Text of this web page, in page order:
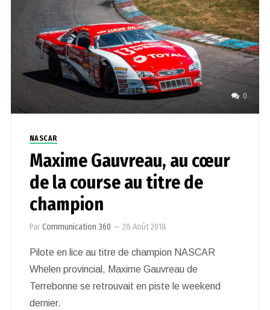
0
NASCAR
Maxime Gauvreau, au cœur
de la course au titre de
champion
ParCommunication 360 — 28 Août 2018
Pilote en lice au titre de champion NASCAR
Whelen provincial, Maxime Gauvreau de
Terrebonne se retrouvait en piste le weekend
dernier.